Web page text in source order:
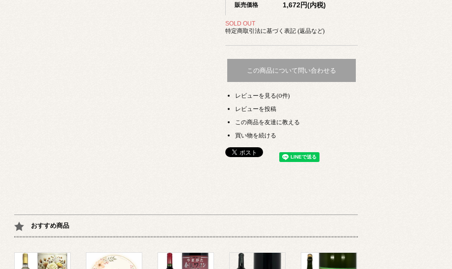
販売価格 1,672円(内税)
SOLD OUT
特定商取引法に基づく表記 (返品など)
この商品について問い合わせる
レビューを見る(0件)
レビューを投稿
この商品を友達に教える
買い物を続ける
おすすめ商品